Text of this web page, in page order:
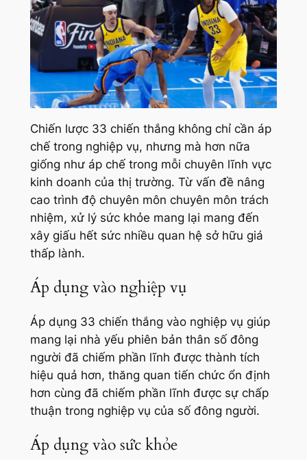
Chiến lược 33 chiến thắng không chỉ cần áp
chế trong nghiệp vụ, nhưng mà hơn nữa
giống như áp chế trong mỗi chuyên lĩnh vực
kinh doanh của thị trường. Từ vấn đề nâng
cao trình độ chuyên môn chuyên môn trách
nhiệm, xử lý sức khỏe mang lại mang đến
xây giấu hết sức nhiều quan hệ sở hữu giá
thấp lành.
Áp dụng vào nghiệp vụ
Áp dụng 33 chiến thắng vào nghiệp vụ giúp
mang lại nhà yếu phiên bản thân số đông
người đã chiếm phần lĩnh được thành tích
hiệu quả hơn, thăng quan tiến chức ổn định
hơn cùng đã chiếm phần lĩnh được sự chấp
thuận trong nghiệp vụ của số đông người.
Áp dụng vào sức khỏe